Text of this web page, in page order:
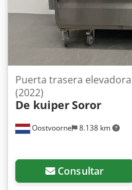
Oostvoorne 8.138 km
Puerta trasera
(2022)
De kuiperSoror
Consultar